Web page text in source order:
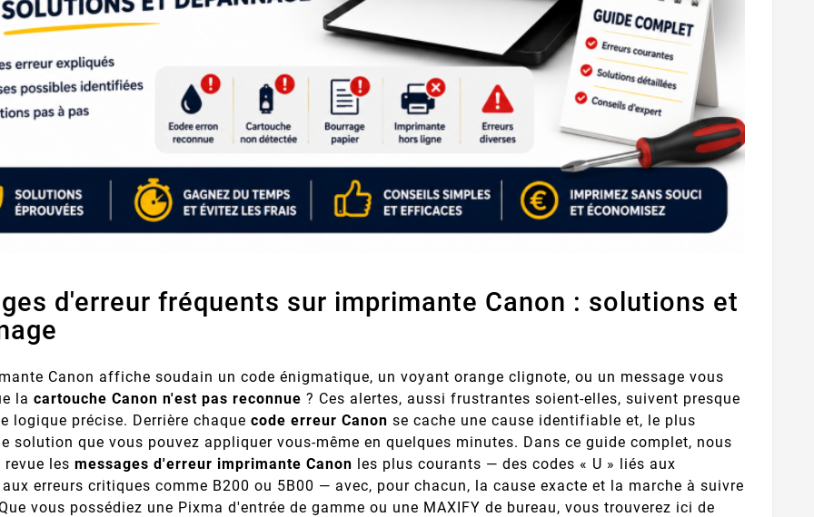
d'erreur fréquents sur imprimante Canon : solutions et
Canon affiche soudain un code énigmatique, un voyant orange clignote, ou un message vous
lacartouche Canon n'est pas reconnue ? Ces alertes, aussi frustrantes soient-elles, suivent presque
logique précise. Derrière chaquecode erreur Canon se cache une cause identifiable et, le plus
solution que vous pouvez appliquer vous-même en quelques minutes. Dans ce guide complet, nous
revue lesmessages d'erreur imprimante Canon les plus courants — des codes « U » liés aux
erreurs critiques comme B200 ou 5B00 — avec, pour chacun, la cause exacte et la marche à suivre
vous possédiez une Pixma d'entrée de gamme ou une MAXIFY de bureau, vous trouverez ici de